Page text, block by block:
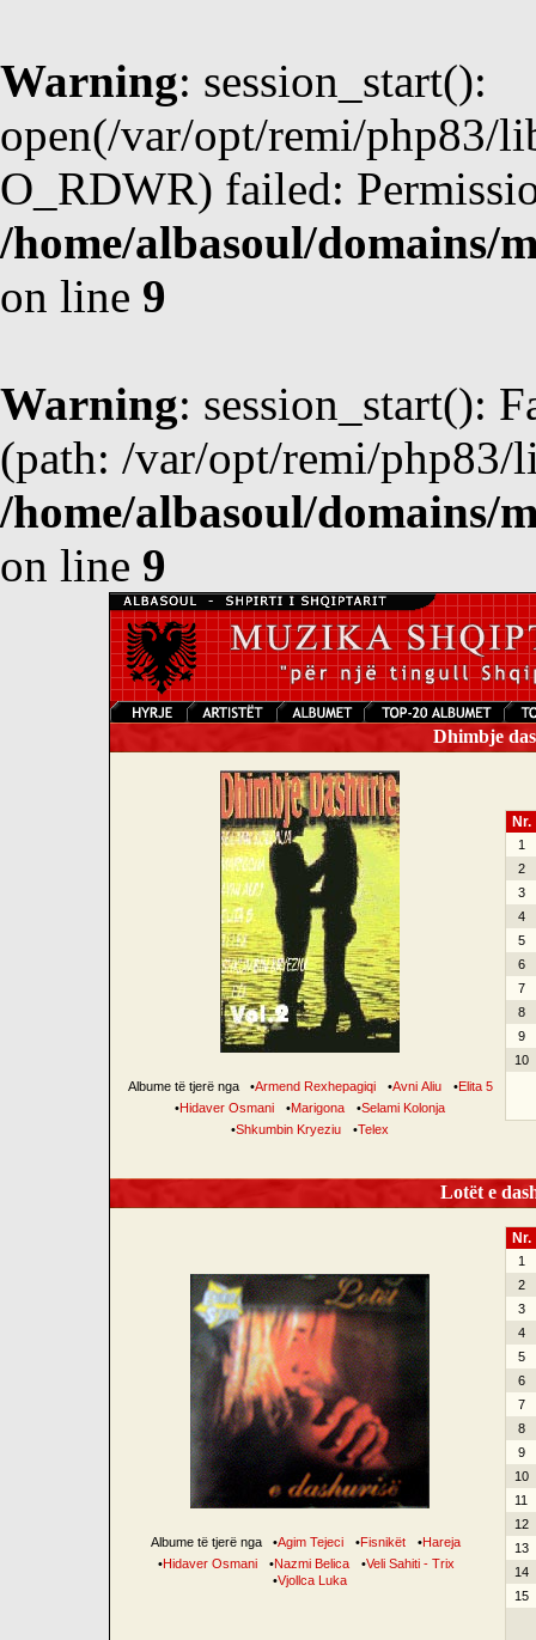
Warning: session_start():
open(/var/opt/remi/php83/
O_RDWR) failed:
/home/albasoul/domains/
on line 9
Warning: session_start():
(path: /var/opt/remi/php83/
/home/albasoul/domains/
on line 9
Dhimbje
Albume të tjerë nga •Armend Rexhepagiqi •Avni Aliu •Elita 5
•Hidaver Osmani •Marigona •Selami Kolonja
•Shkumbin Kryeziu •Telex
Nr.
1
2
3
4
5
6
7
8
9
10
Lotët e
Albume të tjerë nga •Agim Tejeci •Fisnikët •Hareja
•Hidaver Osmani •Nazmi Belica •Veli Sahiti - Trix
•Vjollca Luka
Nr.
1
2
3
4
5
6
7
8
9
10
11
12
13
14
15